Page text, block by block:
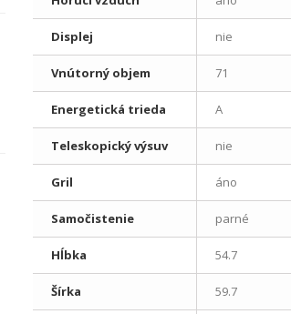
Displej nie
Vnútorný objem 71
Energetická trieda A
Teleskopický výsuv nie
Gril áno
Samočistenie parné
Hĺbka 54.7
Šírka 59.7